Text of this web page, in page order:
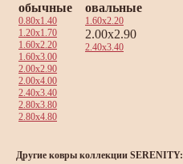
обычные
0.80x1.40
1.20x1.70
1.60x2.20
1.60x3.00
2.00x2.90
2.00x4.00
2.40x3.40
2.80x3.80
2.80x4.80
овальные
1.60x2.20
2.00x2.90
2.40x3.40
Другие ковры коллекции SERENITY: